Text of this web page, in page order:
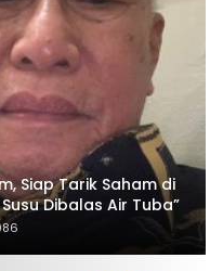
Siap Tarik Saham di
Dibalas Air Tuba”